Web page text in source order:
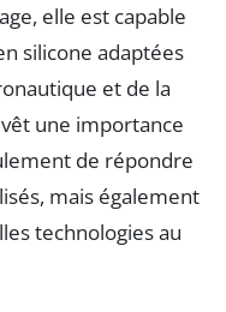
elle est capable
silicone adaptées
et de la
une importance
de répondre
mais également
technologies au